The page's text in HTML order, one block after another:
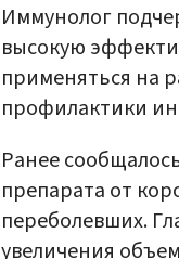
Иммунолог
высокую
применяться на
профилактики
Ранее
препарата от
переболевших.
увеличения